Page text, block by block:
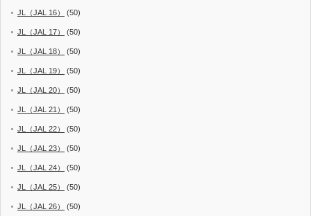
JL（JAL 16） (50)
JL（JAL 17） (50)
JL（JAL 18） (50)
JL（JAL 19） (50)
JL（JAL 20） (50)
JL（JAL 21） (50)
JL（JAL 22） (50)
JL（JAL 23） (50)
JL（JAL 24） (50)
JL（JAL 25） (50)
JL（JAL 26） (50)